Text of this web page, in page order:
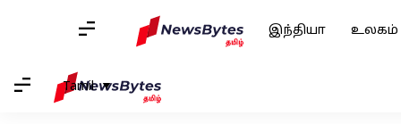
இந்தியா உலகம்
Tamil